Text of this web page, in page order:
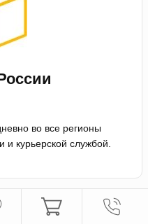
во все регионы
курьерской службой.